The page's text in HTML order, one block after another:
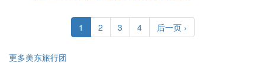
1 2 3 4 后一页 ›
更多美东旅行团